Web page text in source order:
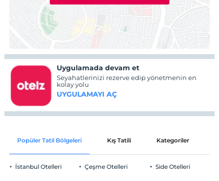
Uygulamada devam et
Seyahatlerinizi rezerve edip yönetmenin en
kolay yolu
UYGULAMAYI AÇ
Popüler Tatil Bölgeleri Kış Tatili Kategoriler
İstanbul Otelleri Çeşme Otelleri Side Otelleri